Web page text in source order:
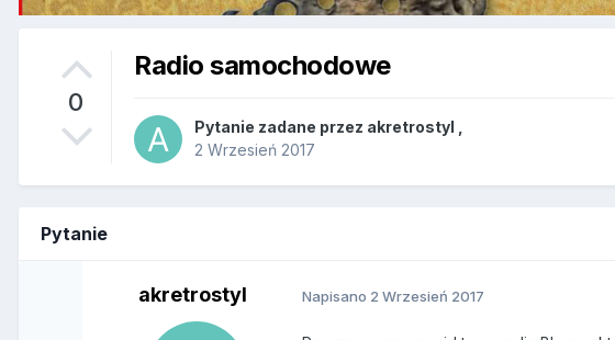
0
Radio samochodowe
Pytanie zadane przez akretrostyl
2 Wrzesień 2017
Pytanie
akretrostyl Napisano 2 Wrzesień 2017